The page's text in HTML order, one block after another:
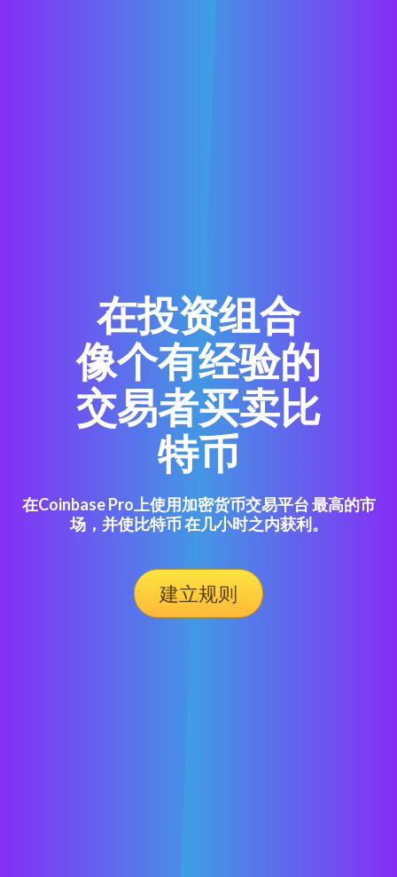
在投资组合
像个有经验的
交易者买卖比
特币
在Coinbase Pro上使用加密货币交易平台 最高的市
场，并使比特币 在几小时之内获利。
建立规则